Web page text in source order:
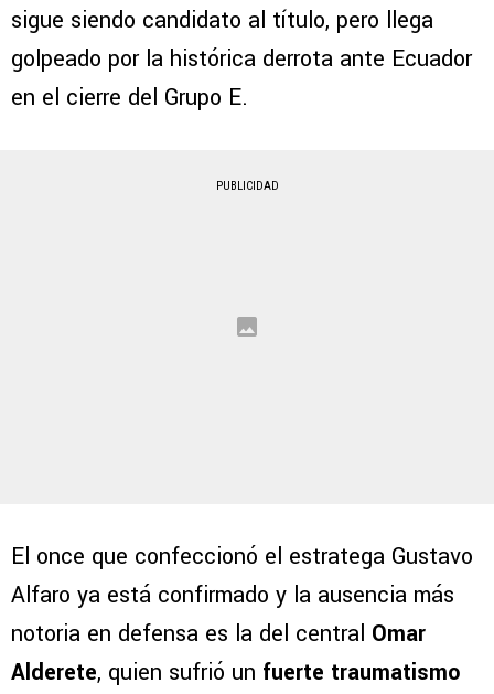
sigue siendo candidato al título, pero llega
golpeado por la histórica derrota ante Ecuador
en el cierre del Grupo E.
PUBLICIDAD
El once que confeccionó el estratega Gustavo
Alfaro ya está confirmado y la ausencia más
notoria en defensa es la del central Omar
Alderete, quien sufrió un fuerte traumatismo